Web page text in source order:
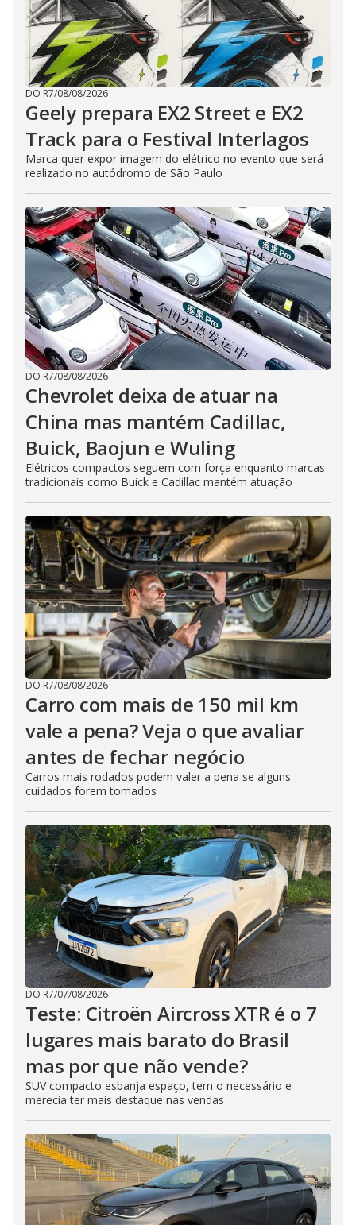
DO R7/08/08/2026
Geely prepara EX2 Street e EX2
Track para o Festival Interlagos
Marca quer expor imagem do elétrico no evento que será
realizado no autódromo de São Paulo
DO R7/08/08/2026
Chevrolet deixa de atuar na
China mas mantém Cadillac,
Buick, Baojun e Wuling
Elétricos compactos seguem com força enquanto marcas
tradicionais como Buick e Cadillac mantém atuação
DO R7/08/08/2026
Carro com mais de 150 mil km
vale a pena? Veja o que avaliar
antes de fechar negócio
Carros mais rodados podem valer a pena se alguns
cuidados forem tomados
DO R7/07/08/2026
Teste: Citroën Aircross XTR é o 7
lugares mais barato do Brasil
mas por que não vende?
SUV compacto esbanja espaço, tem o necessário e
merecia ter mais destaque nas vendas